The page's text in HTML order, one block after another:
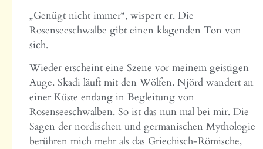
„Genügt nicht immer“, wispert er. Die
Rosenseeschwalbe gibt einen klagenden Ton von
sich.
Wieder erscheint eine Szene vor meinem geistigen
Auge. Skadi läuft mit den Wölfen. Njörd wandert an
einer Küste entlang in Begleitung von
Rosenseeschwalben. So ist das nun mal bei mir. Die
Sagen der nordischen und germanischen Mythologie
berühren mich mehr als das Griechisch-Römische,